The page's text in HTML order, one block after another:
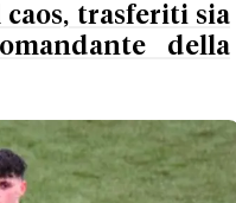
trasferiti sia
della